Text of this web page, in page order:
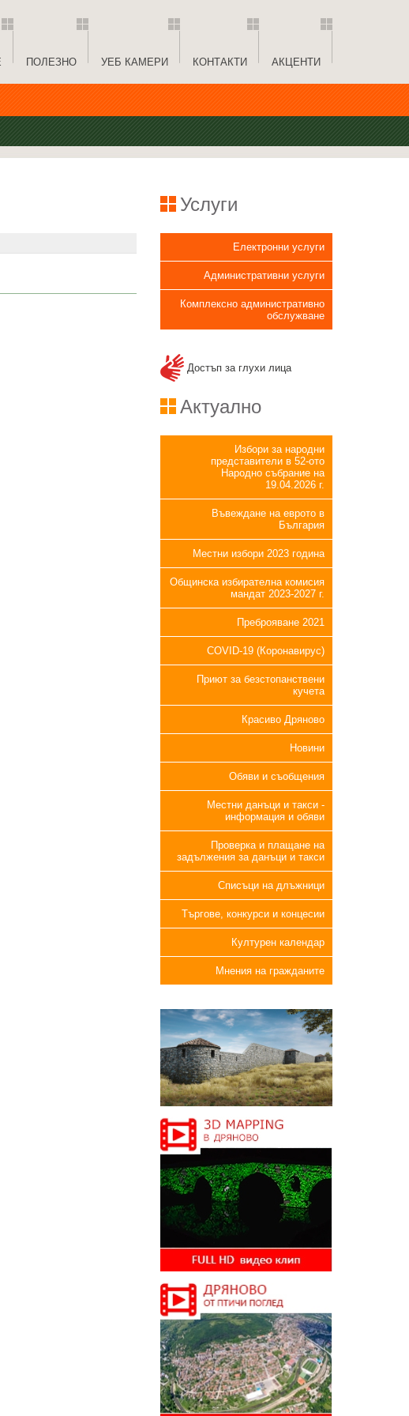
ПОЛЕЗНО УЕБ КАМЕРИ КОНТАКТИ АКЦЕНТИ
Услуги
Електронни услуги
Административни услуги
Комплексно административно
обслужване
Достъп за глухи лица
Актуално
Избори за народни
представители в 52-ото
Народно събрание на
19.04.2026 г.
Въвеждане на еврото в
България
Местни избори 2023 година
Общинска избирателна комисия
мандат 2023-2027 г.
Преброяване 2021
COVID-19 (Коронавирус)
Приют за безстопанствени
кучета
Красиво Дряново
Новини
Обяви и съобщения
Местни данъци и такси -
информация и обяви
Проверка и плащане на
задължения за данъци и такси
Списъци на длъжници
Търгове, конкурси и концесии
Културен календар
Мнения на гражданите